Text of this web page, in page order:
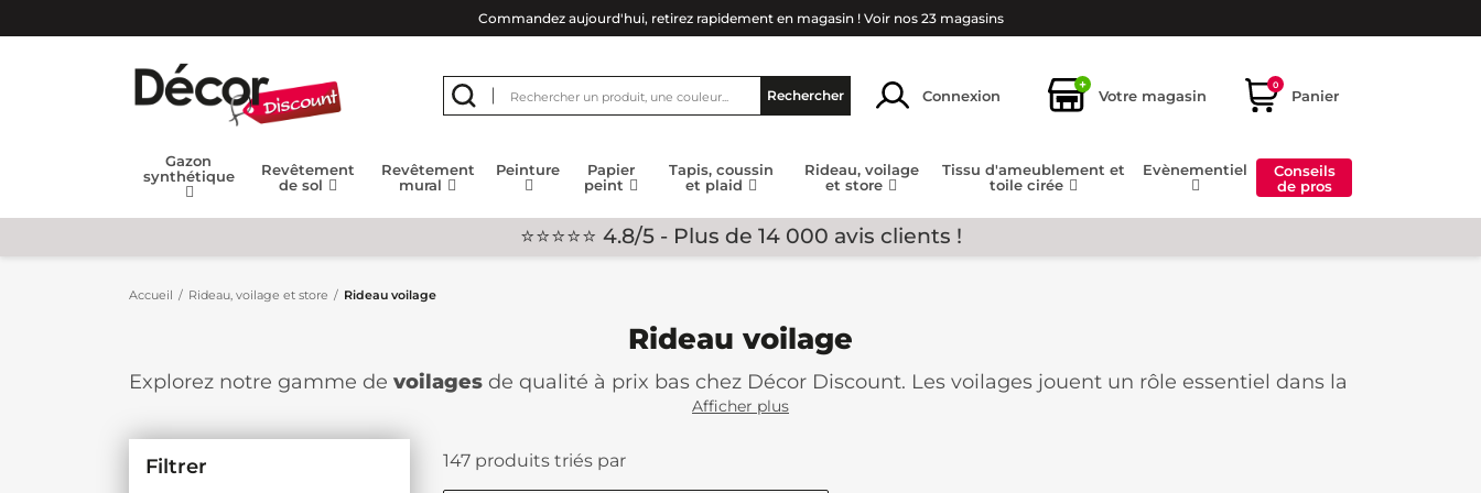
Commandez aujourd'hui, retirez rapidement en magasin ! Voir nos 23 magasins
Rechercher Connexion
+
Votre magasin
0
Panier
Gazon
synthétique
Revêtement
de sol
Revêtement
mural
Peinture
Papier
peint
Tapis, coussin
et plaid
Rideau, voilage
et store
Tissu d'ameublement et
toile cirée
Evènementiel
Conseils
de pros
⭐⭐⭐⭐⭐ 4.8/5 - Plus de 14 000 avis clients !
Accueil Rideau, voilage et store Rideau voilage
Rideau voilage
Explorez notre gamme de voilages de qualité à prix bas chez Décor Discount. Les voilages jouent un rôle essentiel dans la
décoration intérieure en offrant une solution élégante pour filtrer la lumière et sublimer une pièce. Découvrez comment
Les voilages sont bien plus que de simples éléments fonctionnels ; ils sont de véritables artisans de la lumière. En filtrant
Afficher plus
Filtrer 147 produits triés par